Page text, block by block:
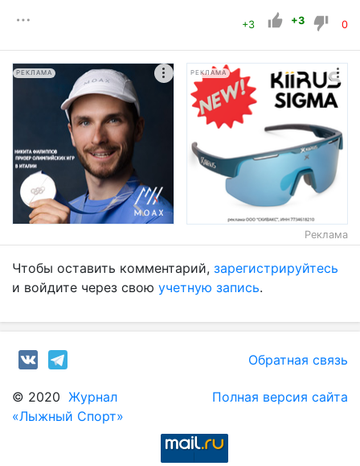
+3 +3 0
РЕКЛАМА РЕКЛАМА
Реклама
Чтобы оставить комментарий, зарегистрируйтесь
и войдите через свою учетную запись.
Обратная связь
© 2020 Журнал
«Лыжный Спорт»
Полная версия сайта